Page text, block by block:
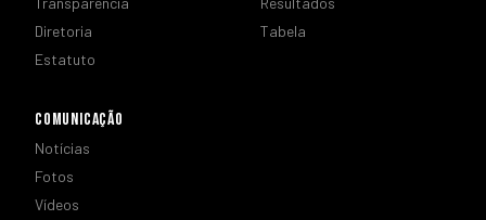
Diretoria
Estatuto
Tabela
COMUNICAÇÃO
Notícias
Fotos
Vídeos